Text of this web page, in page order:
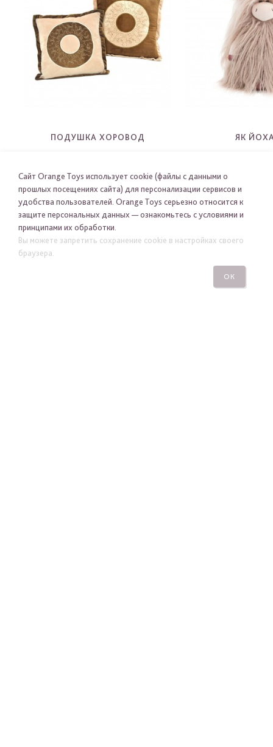
ПОДУШКА ХОРОВОД
-
ЯК
Я хочу получать новости Orange Toys по электронной
почте
Сайт Orange Toys использует cookie (файлы с данными о
прошлых посещениях сайта) для персонализации сервисов и
удобства пользователей. Orange Toys серьезно относится к
защите персональных данных — ознакомьтесь с условиями и
принципами их обработки.
Вы можете запретить сохранение cookie в настройках своего
браузера.
ОК